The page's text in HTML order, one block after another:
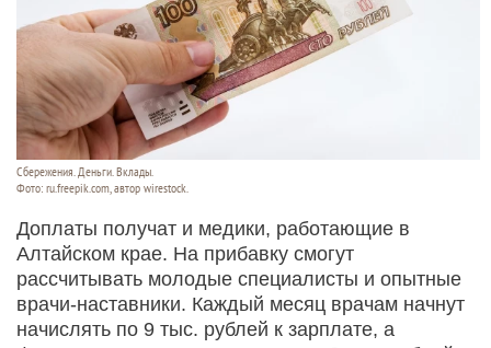
Сбережения. Деньги. Вклады.
Фото: ru.freepik.com, автор wirestock.
Доплаты получат и медики, работающие в
Алтайском крае. На прибавку смогут
рассчитывать молодые специалисты и опытные
врачи-наставники. Каждый месяц врачам начнут
начислять по 9 тыс. рублей к зарплате, а